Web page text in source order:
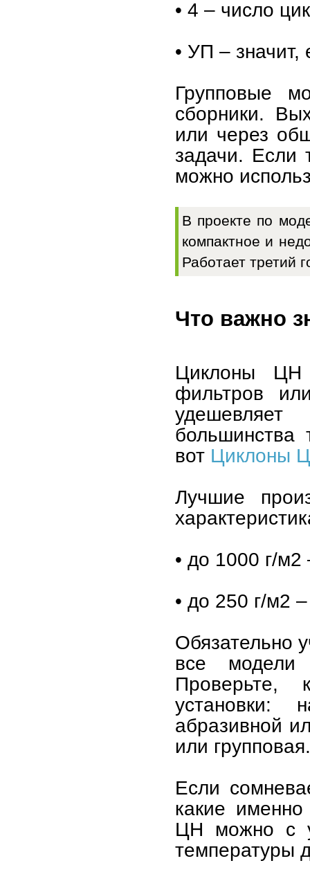
• 4 – число
• УП – значит,
Групповые
сборники.
или через
задачи. Если
можно
В проекте по
компактное и
Работает третий
Что важно
Циклоны ЦН
фильтров
вот Циклоны
Лучшие
• до 1000 г/
• до 250 г/м2
Обязательно
все модели
Проверьте,
установки:
абразивной
или групповая.
Если
какие
ЦН можно с
температуры